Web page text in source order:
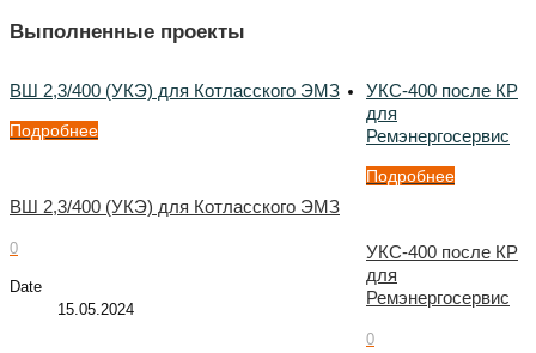
Выполненные проекты
ВШ 2,3/400 (УКЭ) для Котласского ЭМЗ
Подробнее
ВШ 2,3/400 (УКЭ) для Котласского ЭМЗ
0
Date
15.05.2024
УКС-400 после КР
для
Ремэнергосервис
Подробнее
УКС-400 после КР
для
Ремэнергосервис
0